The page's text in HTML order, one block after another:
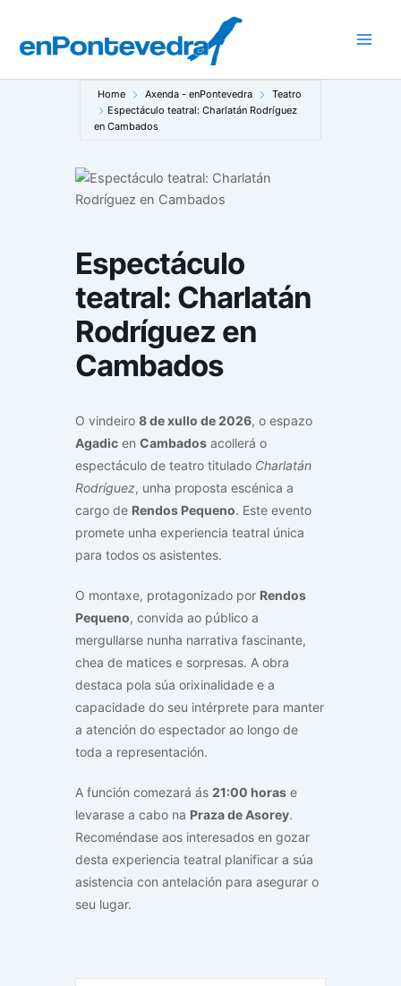
contido
Home Axenda - enPontevedra
Teatro
Espectáculo teatral: Charlatán Rodríguez
en Cambados
Espectáculo
teatral: Charlatán
Rodríguez en
Cambados
O vindeiro 8 de xullo de 2026, o espazo
Agadic en Cambados acollerá o
espectáculo de teatro titulado Charlatán
Rodríguez, unha proposta escénica a
cargo de Rendos Pequeno. Este evento
promete unha experiencia teatral única
para todos os asistentes.
O montaxe, protagonizado por Rendos
Pequeno, convida ao público a
mergullarse nunha narrativa fascinante,
chea de matices e sorpresas. A obra
destaca pola súa orixinalidade e a
capacidade do seu intérprete para manter
a atención do espectador ao longo de
toda a representación.
A función comezará ás 21:00 horas e
levarase a cabo na Praza de Asorey.
Recoméndase aos interesados en gozar
desta experiencia teatral planificar a súa
asistencia con antelación para asegurar o
seu lugar.